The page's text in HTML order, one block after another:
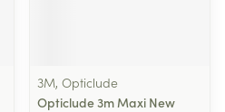
3M, Opticlude
Opticlude 3m Maxi New